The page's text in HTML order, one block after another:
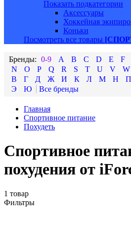
Показать подкатегории
Аксессуары
Хоккейная
Коньки
Посмотреть все товары
0-9 A B C D E F
N
O P Q R S T U V W
В
Г Д Ж И К Л М Н П
Э
Ю
Главная
Спортивное питание
Похудеть
Спортивное
похудения от
1 товар
Фильтры